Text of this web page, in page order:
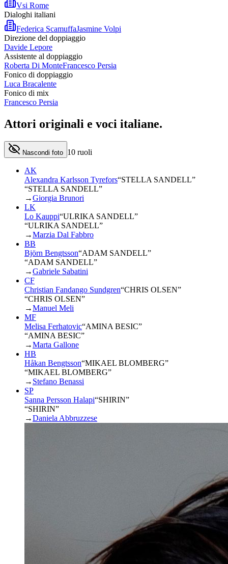
Vsi Rome
Dialoghi italiani
Federica ScamuffaJasmine Volpi
Direzione del doppiaggio
Davide Lepore
Assistente al doppiaggio
Roberta Di MonteFrancesco Persia
Fonico di doppiaggio
Luca Bracalente
Fonico di mix
Francesco Persia
Attori originali e voci italiane.
Nascondi foto 10 ruoli
AK
Alexandra Karlsson Tyrefors“STELLA SANDELL”
“STELLA SANDELL”
→Giorgia Brunori
LK
Lo Kauppi“ULRIKA SANDELL”
“ULRIKA SANDELL”
→Marzia Dal Fabbro
BB
Björn Bengtsson“ADAM SANDELL”
“ADAM SANDELL”
→Gabriele Sabatini
CF
Christian Fandango Sundgren“CHRIS OLSEN”
“CHRIS OLSEN”
→Manuel Meli
MF
Melisa Ferhatovic“AMINA BESIC”
“AMINA BESIC”
→Marta Gallone
HB
Håkan Bengtsson“MIKAEL BLOMBERG”
“MIKAEL BLOMBERG”
→ Stefano Benassi
SP
Sanna Persson Halapi“SHIRIN”
“SHIRIN”
→Daniela Abbruzzese